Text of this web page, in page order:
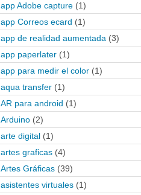
app Adobe capture (1)
app Correos ecard (1)
app de realidad aumentada (3)
app paperlater (1)
app para medir el color (1)
aqua transfer (1)
AR para android (1)
Arduino (2)
arte digital (1)
artes graficas (4)
Artes Gráficas (39)
asistentes virtuales (1)